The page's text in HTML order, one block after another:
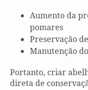
Aumento da
pomares
Preservação
Manutenção
Portanto, criar
direta de